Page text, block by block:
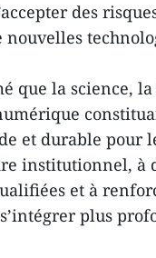
des
nouvelles
que la science,
et durable pour
institutionnel, à
et à
plus